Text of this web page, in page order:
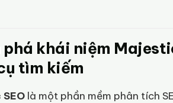
phá khái niệm
tìm kiếm
là một phần mềm phân tích